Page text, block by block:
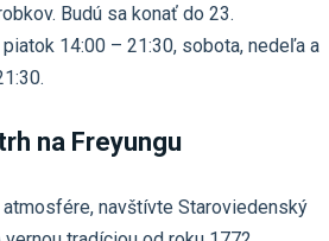
Budú sa konať do 23.
14:00 – 21:30, sobota, nedeľa a
na Freyungu
navštívte Staroviedenský